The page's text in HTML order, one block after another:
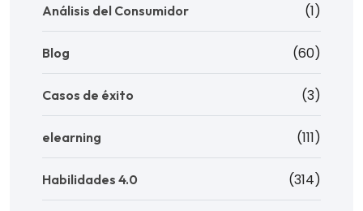
Análisis del Consumidor (1)
Blog (60)
Casos de éxito (3)
elearning (111)
Habilidades 4.0 (314)